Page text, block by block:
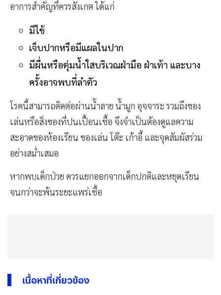
อาการสำคัญที่ควรสังเกต ได้แก่
มีไข้
เจ็บปากหรือมีแผลในปาก
มีผื่นหรือตุ่มน้ำใสบริเวณฝ่ามือ ฝ่าเท้า และบาง
ครั้งอาจพบที่ลำตัว
โรคนี้สามารถติดต่อผ่านน้ำลาย น้ำมูก อุจจาระ รวมถึงของ
เล่นหรือสิ่งของที่ปนเปื้อนเชื้อ จึงจำเป็นต้องดูแลความ
สะอาดของห้องเรียน ของเล่น โต๊ะ เก้าอี้ และจุดสัมผัสร่วม
อย่างสม่ำเสมอ
หากพบเด็กป่วย ควรแยกออกจากเด็กปกติและหยุดเรียน
จนกว่าจะพ้นระยะแพร่เชื้อ
เนื้อหาที่เกี่ยวข้อง